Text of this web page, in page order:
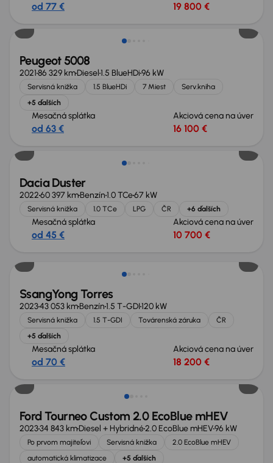
od 77 € 19 800 €
Zlacnené o 2 700 €
Peugeot 5008
202186 329 kmDiesel1.5 BlueHDi96 kW
Servisná knižka 1.5 BlueHDi 7 Miest
Serv.kniha
+5 ďalších
Mesačná splátka
od 63 €
Akciová cena na úver
16 100 €
Dacia Duster
202260 397 kmBenzín1.0 TCe67 kW
Servisná knižka 1.0 TCe LPG ČR +6 ďalších
Mesačná splátka
od 45 €
Akciová cena na úver
10 700 €
SsangYong Torres
202343 053 kmBenzín1.5 T-GDI120 kW
Servisná knižka 1.5 T-GDI Továrenská záruka
ČR
+5 ďalších
Mesačná splátka
od 70 €
Akciová cena na úver
18 200 €
Zlacnené o 2 300 €
Ford Tourneo Custom 2.0 EcoBlue mHEV
202334 843 kmDiesel + Hybridné2.0 EcoBlue mHEV96 kW
Po prvom majiteľovi Servisná knižka
2.0 EcoBlue mHEV
automatická klimatizace
+5 ďalších